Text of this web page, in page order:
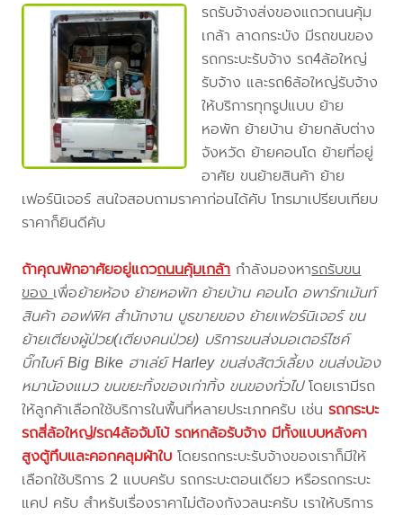
รถรับจ้างส่งของแถวถนนคุ้ม
เกล้า ลาดกระบัง มีรถขนของ
รถกระบะรับจ้าง รถ4ล้อใหญ่
รับจ้าง และรถ6ล้อใหญ่รับจ้าง
ให้บริการทุกรูปแบบ ย้าย
หอพัก ย้ายบ้าน ย้ายกลับต่าง
จังหวัด ย้ายคอนโด ย้ายที่อยู่
อาศัย ขนย้ายสินค้า ย้าย
เฟอร์นิเจอร์ สนใจสอบถามราคาก่อนได้คับ โทรมาเปรียบเทียบ
ราคาก็ยินดีคับ
ถ้าคุณพักอาศัยอยู่แถวถนนคุ้มเกล้ากำลังมองหารถรับขน
ของเพื่อย้ายห้อง ย้ายหอพัก ย้ายบ้าน คอนโด อพาร์ทเม้นท์
สินค้า ออฟฟิศ สำนักงาน บูธขายของ ย้ายเฟอร์นิเจอร์ ขน
ย้ายเตียงผู้ป่วย(เตียงคนป่วย) บริการขนส่งมอเตอร์ไซค์
บิ๊กไบค์ Big Bike ฮาเล่ย์ Harley ขนส่งสัตว์เลี้ยง ขนส่งน้อง
หมาน้องแมว ขนขยะทิ้งของเก่าทิ้ง ขนของทั่วไปโดยเรามีรถ
ให้ลูกค้าเลือกใช้บริการในพื้นที่หลายประเภทครับ เช่นรถกระบะ
รถสี่ล้อใหญ่/รถ4ล้อจัมโบ้ รถหกล้อรับจ้าง มีทั้งแบบหลังคา
สูงตู้ทึบและคอกคลุมผ้าใบ โดยรถกระบะรับจ้างของเราก็มีให้
เลือกใช้บริการ 2 แบบครับ รถกระบะตอนเดียว หรือรถกระบะ
แคป ครับ สำหรับเรื่องราคาไม่ต้องกังวลนะครับ เราให้บริการ